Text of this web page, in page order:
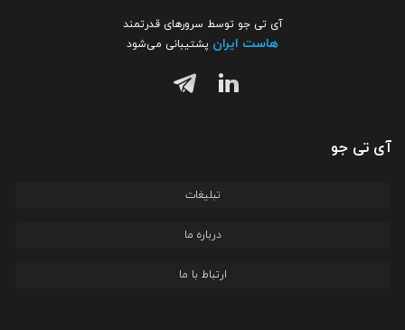
آی تی جو توسط سرورهای قدرتمند
هاست ایران پشتیبانی می‌شود
آی تی جو
تبلیغات
درباره ما
ارتباط با ما